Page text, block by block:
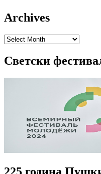
Archives
Archives
Светски
225 година